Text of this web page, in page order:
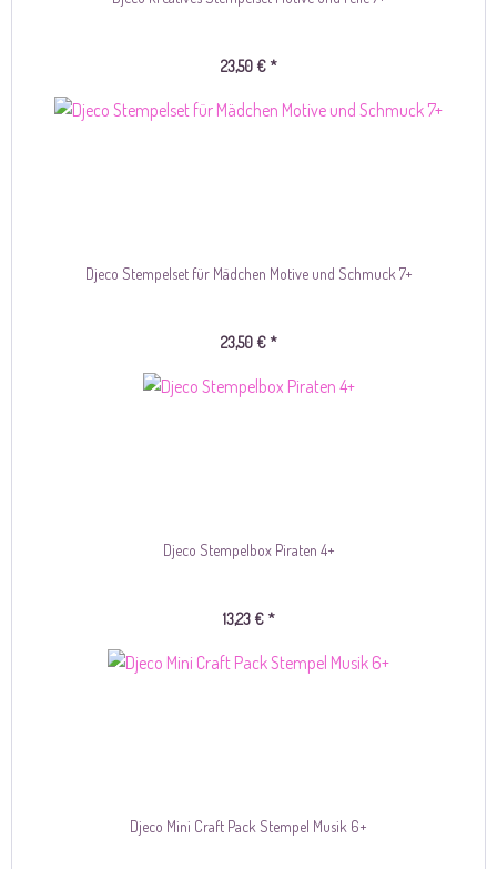
23,50 € *
Djeco Stempelset für Mädchen Motive und Schmuck 7+
23,50 € *
Djeco Stempelbox Piraten 4+
13,23 € *
Djeco Mini Craft Pack Stempel Musik 6+